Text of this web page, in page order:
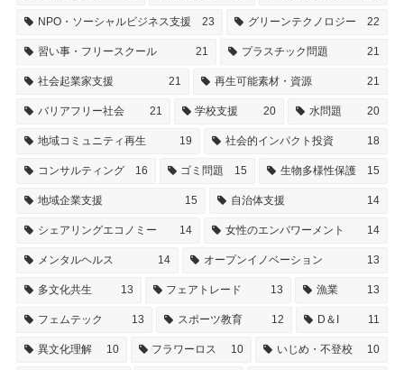
NPO・ソーシャルビジネス支援 23 グリーンテクノロジー 22
習い事・フリースクール 21 プラスチック問題 21
社会起業家支援 21 再生可能素材・資源 21
バリアフリー社会 21 学校支援 20 水問題 20
地域コミュニティ再生 19 社会的インパクト投資 18
コンサルティング 16 ゴミ問題 15 生物多様性保護 15
地域企業支援 15 自治体支援 14
シェアリングエコノミー 14 女性のエンパワーメント 14
メンタルヘルス 14 オープンイノベーション 13
多文化共生 13 フェアトレード 13 漁業 13
フェムテック 13 スポーツ教育 12 D＆I 11
異文化理解 10 フラワーロス 10 いじめ・不登校 10